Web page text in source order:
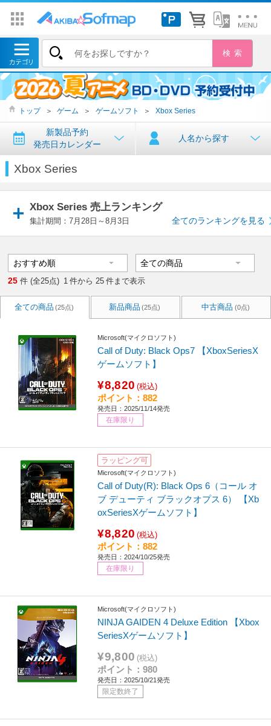
トップ ＞ ゲーム ＞ ゲームソフト ＞ Xbox Series
新製品予約
発売日カレンダー
人名から探す
Xbox Series
Xbox Series 売上ランキング
集計期間：7月28日～8月3日 全てのランキングを見る
25 件 (全25点) 1 件から 25 件まで表示
全ての商品 (25点) 新品商品 (25点) 中古商品 (0点)
Microsoft(マイクロソフト)
Call of Duty: Black Ops7 【XboxSeriesX
ゲームソフト】
¥8,820 (税込)
ポイント：882
発売日：2025/11/14発売
在庫限り
ラッピング可
Microsoft(マイクロソフト)
Call of Duty(R): Black Ops 6（コール オ
ブ デューティ ブラックオプス 6） 【Xb
oxSeriesXゲームソフト】
¥8,820 (税込)
ポイント：882
発売日：2024/10/25発売
在庫限り
Microsoft(マイクロソフト)
NINJA GAIDEN 4 Deluxe Edition 【Xbox
SeriesXゲームソフト】
¥9,800 (税込)
ポイント：980
発売日：2025/10/21発売
限定数終了